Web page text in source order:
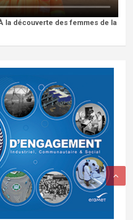
la découverte des femmes de la